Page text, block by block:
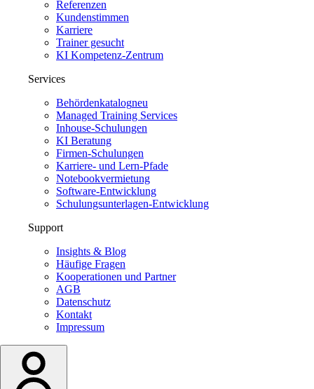
Referenzen
Kundenstimmen
Karriere
Trainer gesucht
KI Kompetenz-Zentrum
Services
Behördenkatalogneu
Managed Training Services
Inhouse-Schulungen
KI Beratung
Firmen-Schulungen
Karriere- und Lern-Pfade
Notebookvermietung
Software-Entwicklung
Schulungsunterlagen-Entwicklung
Support
Insights & Blog
Häufige Fragen
Kooperationen und Partner
AGB
Datenschutz
Kontakt
Impressum